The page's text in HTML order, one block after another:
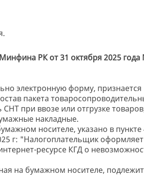
РК от 31 октября 2025
электронную форму,
пакета
при ввозе или отгрузке
накладные.
носителе, указано в пункте
г: "Налогоплательщик
ресурсе КГД о
на бумажном носителе,